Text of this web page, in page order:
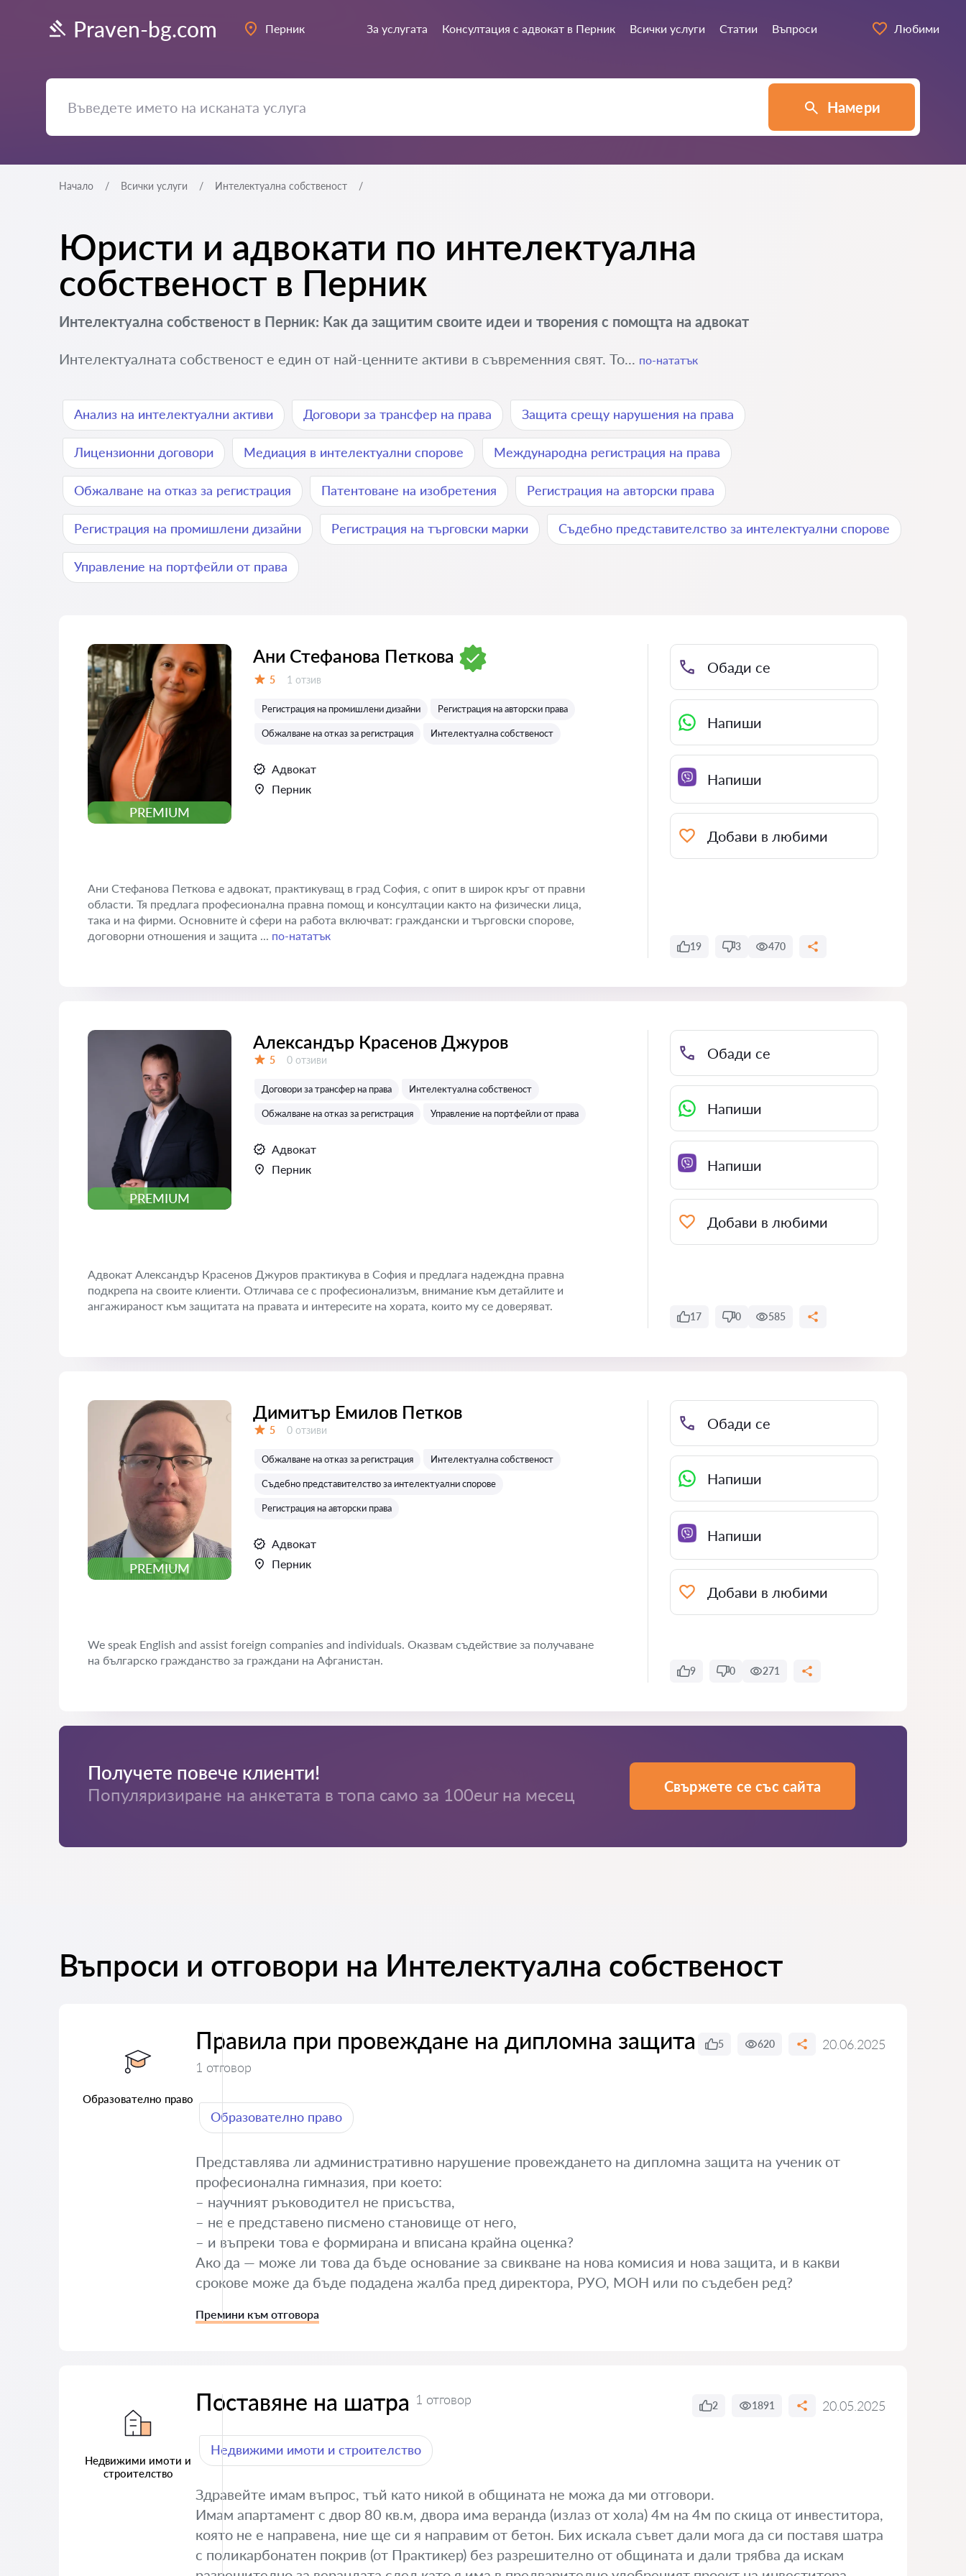
Praven-bg.com Перник За услугата Консултация с адвокат в Перник Всички услуги Статии Въпроси Любими
Намери
Начало Всички услуги Интелектуална собственост
Юристи и адвокати по интелектуална
собственост в Перник
Интелектуална собственост в Перник: Как да защитим своите идеи и творения с помощта на адвокат
Интелектуалната собственост е един от най-ценните активи в съвременния свят. То... по-нататък
Анализ на интелектуални активи Договори за трансфер на права Защита срещу нарушения на права
Лицензионни договори Медиация в интелектуални спорове Международна регистрация на права
Обжалване на отказ за регистрация Патентоване на изобретения Регистрация на авторски права
Регистрация на промишлени дизайни Регистрация на търговски марки Съдебно представителство за интелектуални спорове
Управление на портфейли от права
PREMIUM
Ани Стефанова Петкова
5 Отзиви:
1 отзив
Регистрация на промишлени дизайни Регистрация на авторски права
Обжалване на отказ за регистрация Интелектуална собственост
Адвокат
Перник
Ани Стефанова Петкова е адвокат, практикуващ в град София, с опит в широк кръг от правни
области. Тя предлага професионална правна помощ и консултации както на физически лица,
така и на фирми. Основните ѝ сфери на работа включват: граждански и търговски спорове,
договорни отношения и защита ... по-нататък
Обади се
Напиши
Напиши
Добави в любими
19 3 470
PREMIUM
Александър Красенов Джуров
5 Отзиви:
0 отзиви
Договори за трансфер на права Интелектуална собственост
Обжалване на отказ за регистрация Управление на портфейли от права
Адвокат
Перник
Адвокат Александър Красенов Джуров практикува в София и предлага надеждна правна
подкрепа на своите клиенти. Отличава се с професионализъм, внимание към детайлите и
ангажираност към защитата на правата и интересите на хората, които му се доверяват.
Обади се
Напиши
Напиши
Добави в любими
17 0 585
PREMIUM
Димитър Емилов Петков
5 Отзиви:
0 отзиви
Обжалване на отказ за регистрация Интелектуална собственост
Съдебно представителство за интелектуални спорове
Регистрация на авторски права
Адвокат
Перник
We speak English and assist foreign companies and individuals. Оказвам съдействие за получаване
на българско гражданство за граждани на Афганистан.
Обади се
Напиши
Напиши
Добави в любими
9 0 271
Получете повече клиенти!
Популяризиране на анкетата в топа само за 100eur на месец Свържете се със сайта
Въпроси и отговори на Интелектуална собственост
Образователно право
Правила при провеждане на дипломна защита
1 отговор
5 620 20.06.2025
Образователно право
Представлява ли административно нарушение провеждането на дипломна защита на ученик от
професионална гимназия, при което:
– научният ръководител не присъства,
– не е представено писмено становище от него,
– и въпреки това е формирана и вписана крайна оценка?
Ако да — може ли това да бъде основание за свикване на нова комисия и нова защита, и в какви
срокове може да бъде подадена жалба пред директора, РУО, МОН или по съдебен ред?
Премини към отговора
Недвижими имоти и
строителство
Поставяне на шатра 1 отговор 2 1891 20.05.2025
Недвижими имоти и строителство
Здравейте имам въпрос, тъй като никой в общината не можа да ми отговори.
Имам апартамент с двор 80 кв.м, двора има веранда (излаз от хола) 4м на 4м по скица от инвеститора,
която не е направена, ние ще си я направим от бетон. Бих искала съвет дали мога да си поставя шатра
с поликарбонатен покрив (от Практикер) без разрешително от общината и дали трябва да искам